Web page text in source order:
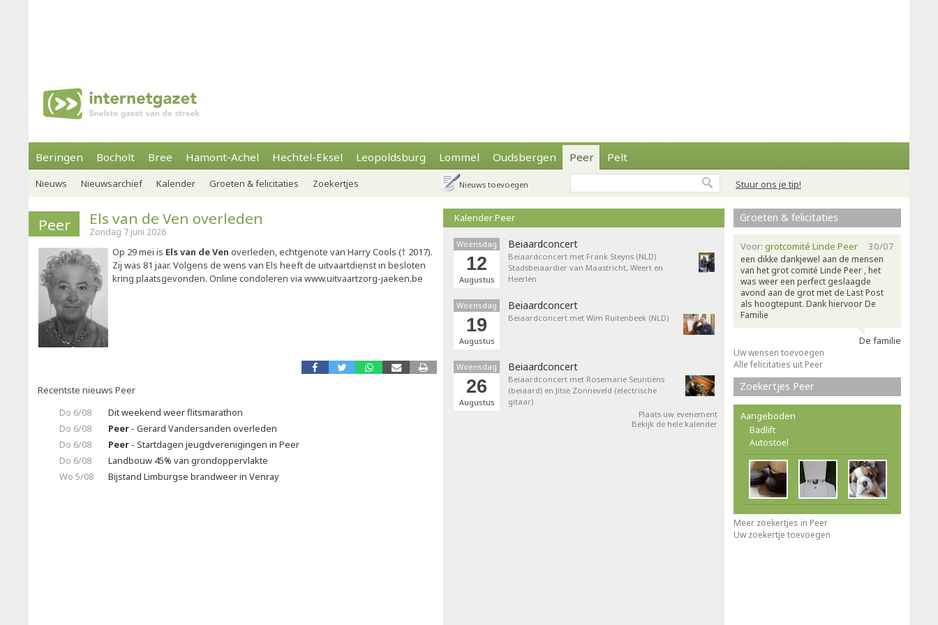
Beringen Bocholt Bree Hamont-Achel Hechtel-Eksel Leopoldsburg Lommel Oudsbergen Peer Pelt
Stuur ons je tip!
Nieuws Nieuwsarchief Kalender Groeten & felicitaties Zoekertjes Nieuws toevoegen
Peer Els van de Ven overleden
Zondag 7 juni 2026
Op 29 mei is Els van de Ven overleden, echtgenote van Harry Cools († 2017).
Zij was 81 jaar. Volgens de wens van Els heeft de uitvaartdienst in besloten
kring plaatsgevonden. Online condoleren via www.uitvaartzorg-jaeken.be
Recentste nieuws Peer
Do 6/08
Dit weekend weer flitsmarathon
Do 6/08
Peer - Gerard Vandersanden overleden
Do 6/08
Peer - Startdagen jeugdverenigingen in Peer
Do 6/08
Landbouw 45% van grondoppervlakte
Wo 5/08
Bijstand Limburgse brandweer in Venray
Kalender Peer
Woensdag
12
Augustus
Beiaardconcert
Beiaardconcert met Frank Steyns (NLD)
Stadsbeiaardier van Maastricht, Weert en
Heerlen
Woensdag
19
Augustus
Beiaardconcert
Beiaardconcert met Wim Ruitenbeek (NLD)
Woensdag
26
Augustus
Beiaardconcert
Beiaardconcert met Rosemarie Seuntiëns
(beiaard) en Jitse Zonneveld (electrische
gitaar)
Plaats uw evenement
Bekijk de hele kalender
Groeten & felicitaties
30/07
Voor: grotcomité Linde Peer
een dikke dankjewel aan de mensen
van het grot comité Linde Peer , het
was weer een perfect geslaagde
avond aan de grot met de Last Post
als hoogtepunt. Dank hiervoor De
Familie
De familie
Uw wensen toevoegen
Alle felicitaties uit Peer
Zoekertjes Peer
Aangeboden
Badlift
Autostoel
Meer zoekertjes in Peer
Uw zoekertje toevoegen